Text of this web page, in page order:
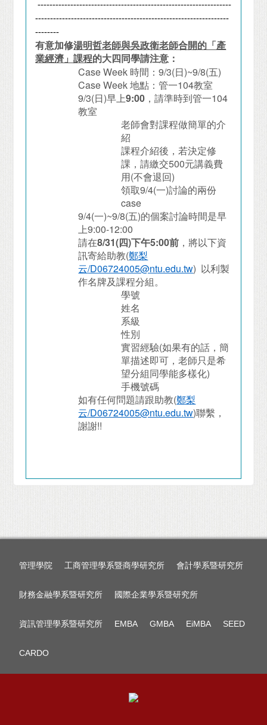
-----------------------------------------------------------------
-----------------------------------------------------------------
--------
有意加修湯明哲老師與吳政衛老師合開的「產
業經濟」課程的大四同學請注意：
Case Week 時間：9/3(日)~9/8(五)
Case Week地點：管一104教室
9/3(日)早上9:00 ，請準時到管一104
教室
老師會對課程做簡單的介
紹
課程介紹後，若決定修
課，請繳交500元講義費
用(不會退回)
領取9/4(一)討論的兩份
case
9/4(一)~9/8(五)的個案討論時間是早
上9:00-12:00
請在8/31(四)下午5:00前 ，將以下資
訊寄給助教(鄭梨
云/D06724005@ntu.edu.tw) 以利製
作名牌及課程分組。
學號
姓名
系級
性別
實習經驗(如果有的話，簡
單描述即可，老師只是希
望分組同學能多樣化)
手機號碼
如有任何問題請跟助教(鄭梨
云/D06724005@ntu.edu.tw)聯繫，
謝謝!!
管理學院 工商管理學系暨商學研究所 會計學系暨研究所
財務金融學系暨研究所 國際企業學系暨研究所
資訊管理學系暨研究所 EMBA GMBA EiMBA SEED
CARDO